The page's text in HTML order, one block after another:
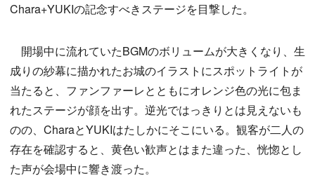
Chara+YUKIの記念すべきステージを目撃した。
開場中に流れていたBGMのボリュームが大きくなり、生
成りの紗幕に描かれたお城のイラストにスポットライトが
当たると、ファンファーレとともにオレンジ色の光に包ま
れたステージが顔を出す。逆光ではっきりとは見えないも
のの、CharaとYUKIはたしかにそこにいる。観客が二人の
存在を確認すると、黄色い歓声とはまた違った、恍惚とし
た声が会場中に響き渡った。